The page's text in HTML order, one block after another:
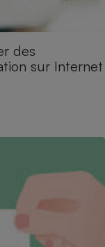
des
sur Internet